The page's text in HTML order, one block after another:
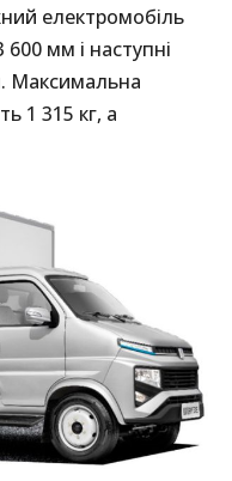
електромобіль
мм і наступні
Максимальна
1 315 кг, а